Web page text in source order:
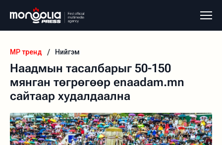
MP тренд / Нийгэм
Наадмын тасалбарыг 50-150
мянган төгрөгөөр enaadam.mn
сайтаар худалдаална